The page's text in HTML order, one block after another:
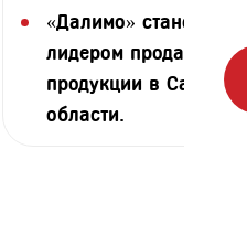
«Далимо» становится
лидером продаж
продукции в
области.